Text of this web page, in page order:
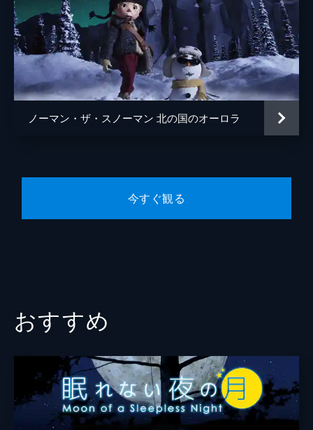
気球乗り 梶裕貴
八代健志
脚本 八代健志
国井桂
アニメーション制作 TECARAT
ノーマン・ザ・スノーマン 北の国のオーロラ
今すぐ観る
おすすめ